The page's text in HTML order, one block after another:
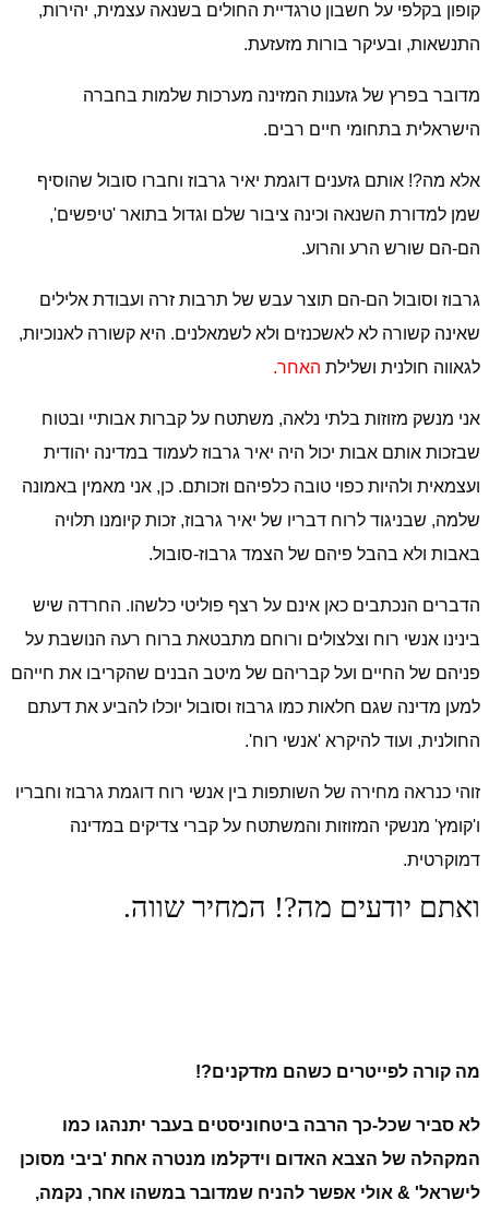
קופון בקלפי על חשבון טרגדיית החולים בשנאה עצמית, יהירות,
התנשאות, ובעיקר בורות מזעזעת.
מדובר בפרץ של גזענות המזינה מערכות שלמות בחברה
הישראלית בתחומי חיים רבים.
אלא מה?! אותם גזענים דוגמת יאיר גרבוז וחברו סובול שהוסיף
שמן למדורת השנאה וכינה ציבור שלם וגדול בתואר 'טיפשים',
הם-הם שורש הרע והרוע.
גרבוז וסובול הם-הם תוצר עבש של תרבות זרה ועבודת אלילים
שאינה קשורה לא לאשכנזים ולא לשמאלנים. היא קשורה לאנוכיות,
לגאווה חולנית ושלילת האחר.
אני מנשק מזוזות בלתי נלאה, משתטח על קברות אבותיי ובטוח
שבזכות אותם אבות יכול היה יאיר גרבוז לעמוד במדינה יהודית
ועצמאית ולהיות כפוי טובה כלפיהם וזכותם. כן, אני מאמין באמונה
שלמה, שבניגוד לרוח דבריו של יאיר גרבוז, זכות קיומנו תלויה
באבות ולא בהבל פיהם של הצמד גרבוז-סובול.
הדברים הנכתבים כאן אינם על רצף פוליטי כלשהו. החרדה שיש
בינינו אנשי רוח וצלצולים ורוחם מתבטאת ברוח רעה הנושבת על
פניהם של החיים ועל קבריהם של מיטב הבנים שהקריבו את חייהם
למען מדינה שגם חלאות כמו גרבוז וסובול יוכלו להביע את דעתם
החולנית, ועוד להיקרא 'אנשי רוח'.
זוהי כנראה מחירה של השותפות בין אנשי רוח דוגמת גרבוז וחבריו
ו'קומץ' מנשקי המזוזות והמשתטח על קברי צדיקים במדינה
דמוקרטית.
ואתם יודעים מה?! המחיר שווה.
מה קורה לפייטרים כשהם מזדקנים?!
לא סביר שכל-כך הרבה ביטחוניסטים בעבר יתנהגו כמו
המקהלה של הצבא האדום וידקלמו מנטרה אחת 'ביבי מסוכן
לישראל' & אולי אפשר להניח שמדובר במשהו אחר, נקמה,